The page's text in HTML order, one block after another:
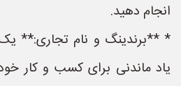
انجام دهید.
* **برندینگ و نام تجاری:**
یاد ماندنی برای کسب و کار